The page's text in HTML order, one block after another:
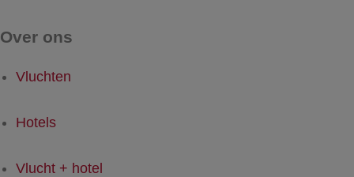
Over ons
Vluchten
Hotels
Vlucht + hotel